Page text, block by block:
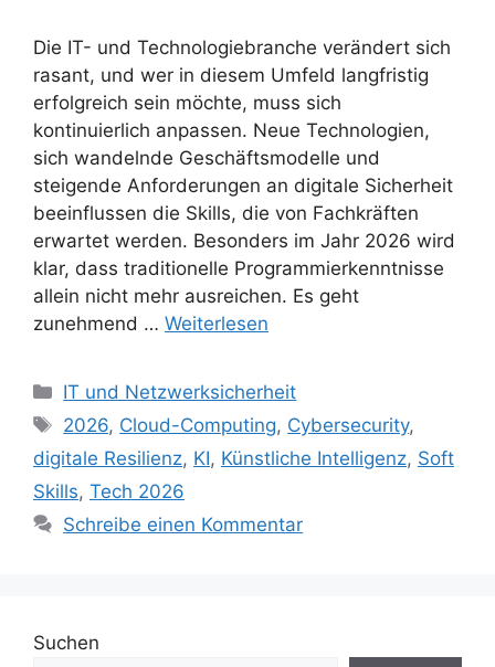
Die IT- und Technologiebranche verändert sich
rasant, und wer in diesem Umfeld langfristig
erfolgreich sein möchte, muss sich
kontinuierlich anpassen. Neue Technologien,
sich wandelnde Geschäftsmodelle und
steigende Anforderungen an digitale Sicherheit
beeinflussen die Skills, die von Fachkräften
erwartet werden. Besonders im Jahr 2026 wird
klar, dass traditionelle Programmierkenntnisse
allein nicht mehr ausreichen. Es geht
zunehmend … Weiterlesen
Kategorien
IT und Netzwerksicherheit
Schlagwörter
2026, Cloud-Computing, Cybersecurity,
digitale Resilienz, KI, Künstliche Intelligenz, Soft
Skills, Tech 2026
Schreibe einen Kommentar
Suchen